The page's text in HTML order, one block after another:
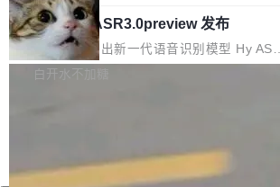
理解大规模代码仓时面临显著"代码仓理解"瓶
颈。 代码仓深度理解服务（以下简称" CodeBas
e深度理解服务"）是华为云码道（CodeA...
数据。2024年9月3日下午4点，他使用此前登录
的账号密码进入A集群，输入了一条被程序员圈
称为"删库跑路"的命令——最高管理员权限、无
的 Kimi K 系列和智谱的 GLM 都是长上下文、
oE 架构的大模型，好用到让人上瘾，但 GPU
存永远不够用。 Cloudflare 的 Workers AI 团队
一直在跑这些模型的推理。他们在官方博客上
整性保护。效果是：吞吐量提升 41%，每 token
成本降低 30%，精度不变。 FP8 省的不仅是显
腾讯混元 Hy ASR3.0preview 发布
腾讯混元正式推出新一代语音识别模型 Hy ASR
3.0preview。基于最新一代大语言模型 Hy3 的
让语音识别不再只是听清，而是真正听懂。通过
先理解你的语境和意图，再把准确的文字直接给
白开水不加糖